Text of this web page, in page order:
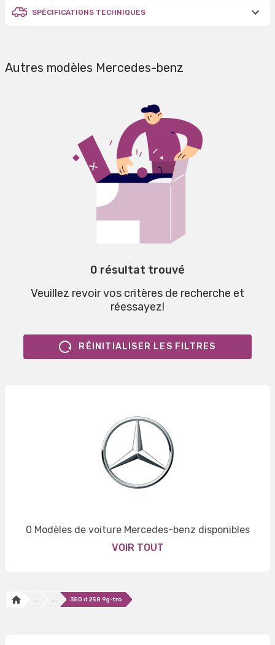
SPÉCIFICATIONS TECHNIQUES
Autres modèles Mercedes-benz
0 résultat trouvé
Veuillez revoir vos critères de recherche et
réessayez!
RÉINITIALISER LES FILTRES
0 Modèles de voiture Mercedes-benz disponibles
VOIR TOUT
... ... 350 d 258 9g-tro